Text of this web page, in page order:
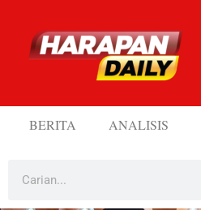
BERITA ANALISIS